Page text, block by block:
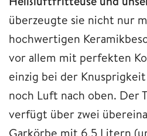
überzeugte sie nicht nur
hochwertigen
vor allem mit perfekten
einzig bei der
noch Luft nach oben. Der
verfügt über zwei
Garkörbe mit 6,5 Litern